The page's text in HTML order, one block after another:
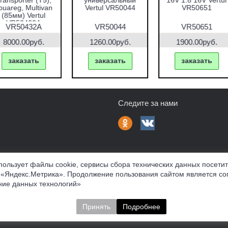
и втулок
51пр. Vertul
VR50167
VR50167
7690.00руб.
заказать
VR50661
1000.00руб.
заказать
форсунок 7пр.
VR50337
2670.00руб.
заказать
Следите за нами
Политика конфиденциальности
Соглашение об
материалов
файлы cookie, сервисы сбора технических данных
«Яндекс.Метрика». Продолжение пользования сайтом является
данных технологий»
Принять Подробнее